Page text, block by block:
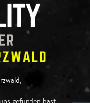
gefunden hast.